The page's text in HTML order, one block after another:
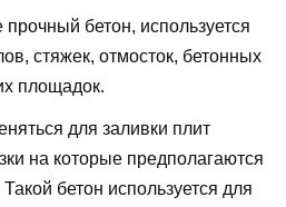
бетон, используется
стяжек, отмосток, бетонных
площадок.
для заливки плит
на которые предполагаются
бетон используется для